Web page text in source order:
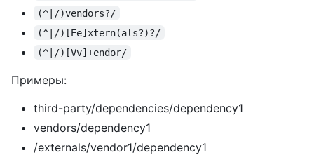
(^|/)vendors?/
(^|/)[Ee]xtern(als?)?/
(^|/)[Vv]+endor/
Примеры:
third-party/dependencies/dependency1
vendors/dependency1
/externals/vendor1/dependency1